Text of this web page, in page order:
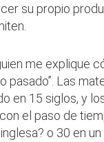
su propio
me explique
pasado”. Las
en 15 siglos, y
el paso de
o 30 en